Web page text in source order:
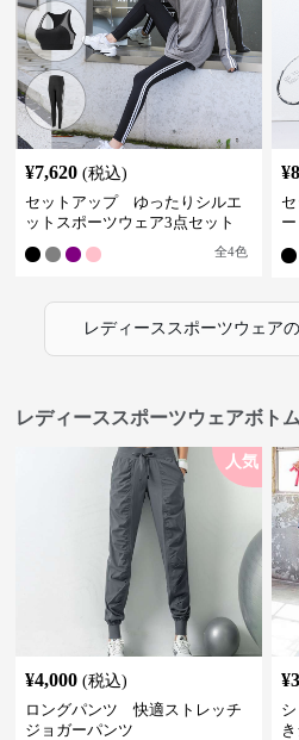
¥7,620 (税込)
セットアップ ゆったりシルエ
ットスポーツウェア3点セット
全4色
¥
レディーススポーツウェアの
レディーススポーツウェアボト
人気
¥4,000 (税込)
ロングパンツ 快適ストレッチ
ジョガーパンツ
¥